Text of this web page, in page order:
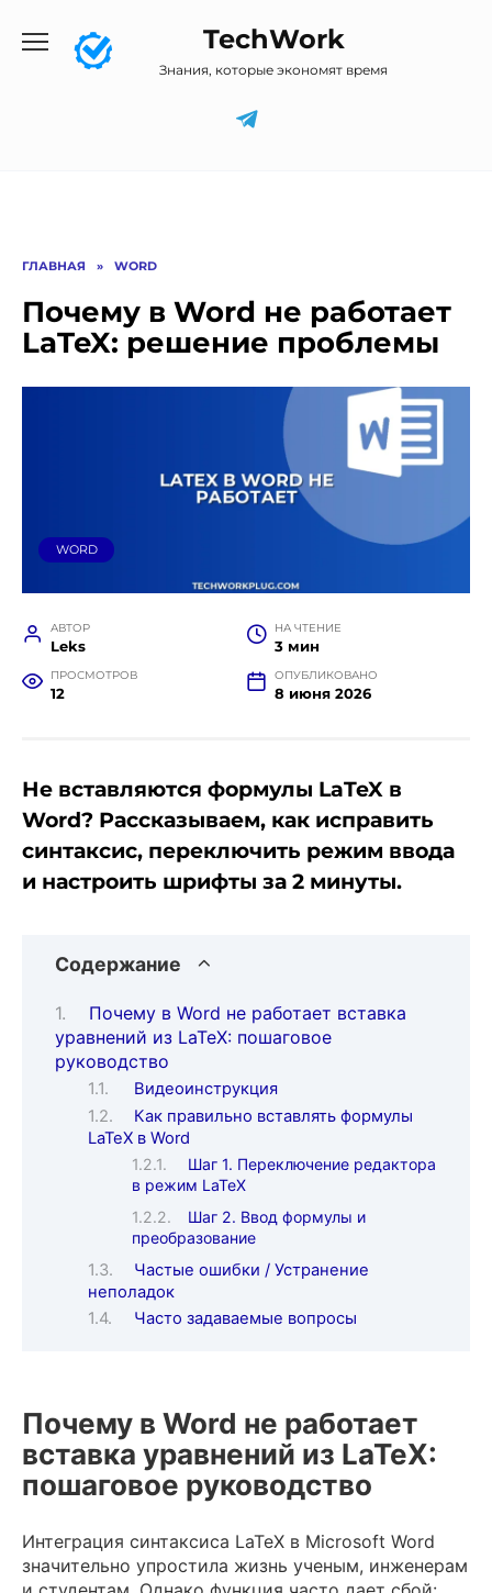
содержанию
TechWork
Знания, которые экономят время
ГЛАВНАЯ » WORD
Почему в Word не работает
LaTeX: решение проблемы
WORD
АВТОР
Leks
НА ЧТЕНИЕ
3 мин
ПРОСМОТРОВ
12
ОПУБЛИКОВАНО
8 июня 2026
Не вставляются формулы LaTeX в
Word? Рассказываем, как исправить
синтаксис, переключить режим ввода
и настроить шрифты за 2 минуты.
Содержание
Почему в Word не работает вставка
уравнений из LaTeX: пошаговое
руководство
Видеоинструкция
Как правильно вставлять формулы
LaTeX в Word
Шаг 1. Переключение редактора
в режим LaTeX
Шаг 2. Ввод формулы и
преобразование
Частые ошибки / Устранение
неполадок
Часто задаваемые вопросы
Почему в Word не работает
вставка уравнений из LaTeX:
пошаговое руководство
Интеграция синтаксиса LaTeX в Microsoft Word
значительно упростила жизнь ученым, инженерам